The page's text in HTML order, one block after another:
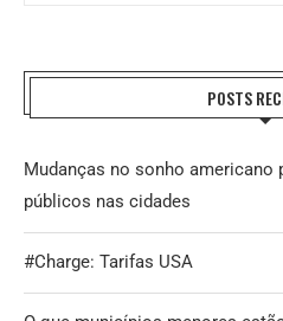
POSTS
Mudanças no sonho americano
públicos nas cidades
#Charge: Tarifas USA